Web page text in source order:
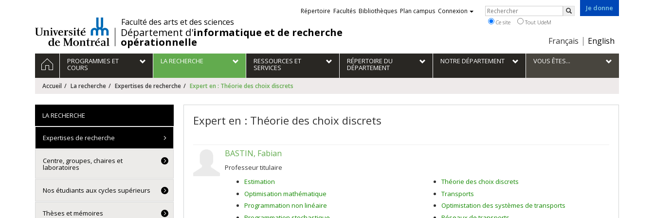
/Faculté des arts et des sciences
Département d'informatique et de recherche
opérationnelle
Je donne
Choix
la
langue
Français English
Liens
externes
Répertoire Facultés Bibliothèques Plan campus Connexion Rechercher
Rechercher
Ce site Tout UdeM
Navigation
principale
ACCUEILPROGRAMMES ET
COURS
LA RECHERCHE RESSOURCES ET
SERVICES
RÉPERTOIRE DU
DÉPARTEMENT
NOTRE DÉPARTEMENT VOUS ÊTES...
Accueil La recherche Expertises de recherche Expert en : Théorie des choix discrets
Expert en : Théorie des choix discrets
BASTIN, Fabian
Professeur titulaire
Estimation
Optimisation mathématique
Programmation non linéaire
Théorie des choix discrets
Transports
Optimistation des systèmes de transports
LA RECHERCHE
Expertises de recherche
Centre, groupes, chaires et
laboratoires
Nos étudiants aux cycles supérieurs
Thèses et mémoires